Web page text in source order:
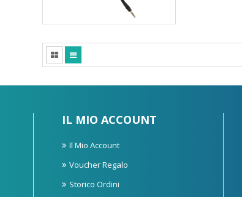
IL MIO ACCOUNT
Il Mio Account
Voucher Regalo
Storico Ordini